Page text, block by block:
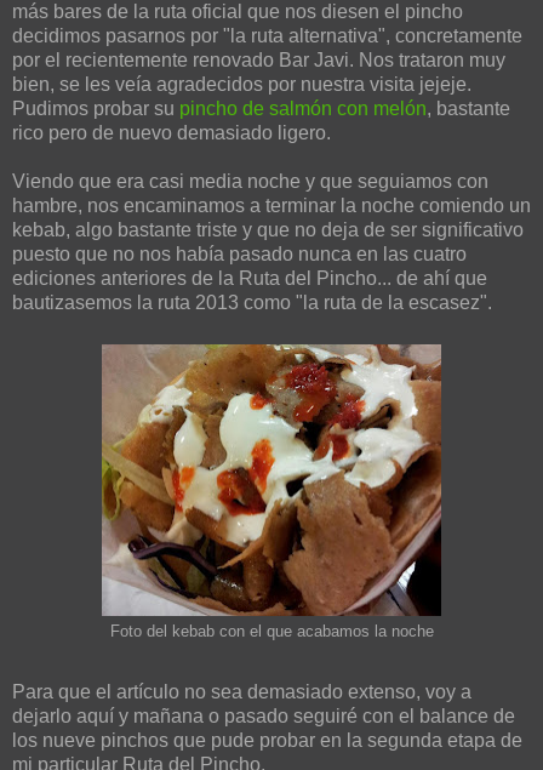
más bares de la ruta oficial que nos diesen el pincho
decidimos pasarnos por "la ruta alternativa", concretamente
por el recientemente renovado Bar Javi. Nos trataron muy
bien, se les veía agradecidos por nuestra visita jejeje.
Pudimos probar su pincho de salmón con melón, bastante
rico pero de nuevo demasiado ligero.
Viendo que era casi media noche y que seguiamos con
hambre, nos encaminamos a terminar la noche comiendo un
kebab, algo bastante triste y que no deja de ser significativo
puesto que no nos había pasado nunca en las cuatro
ediciones anteriores de la Ruta del Pincho... de ahí que
bautizasemos la ruta 2013 como "la ruta de la escasez".
Foto del kebab con el que acabamos la noche
Para que el artículo no sea demasiado extenso, voy a
dejarlo aquí y mañana o pasado seguiré con el balance de
los nueve pinchos que pude probar en la segunda etapa de
mi particular Ruta del Pincho.